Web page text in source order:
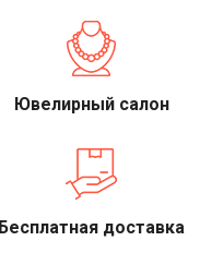
Ювелирный салон
Бесплатная доставка